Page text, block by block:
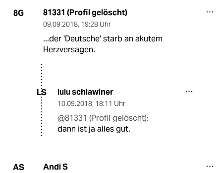
8G 81331 (Profil gelöscht)
09.09.2018, 19:28 Uhr
...der 'Deutsche' starb an akutem
Herzversagen.
LS lulu schlawiner
10.09.2018, 18:11 Uhr
@81331 (Profil gelöscht):
dann ist ja alles gut.
AS Andi S